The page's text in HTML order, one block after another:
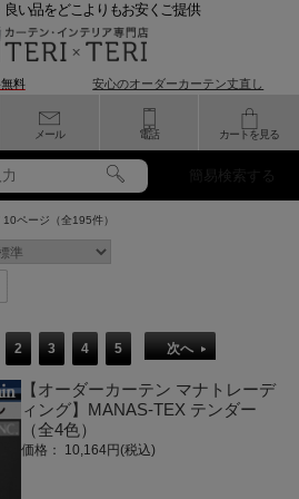
メール 電話 カートを見る
良い品をどこよりもお安くご提供
料 安心のオーダーカーテン丈直し
簡易検索する
10ページ （全195件）
2 3 4 5 次へ
【オーダーカーテン マナトレーデ
ィング】MANAS-TEX テンダー
（全4色）
価格： 10,164円(税込)